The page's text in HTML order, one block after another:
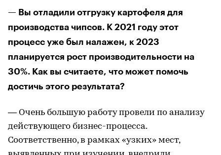
— Вы отладили отгрузку картофеля для
производства чипсов. К 2021 году этот
процесс уже был налажен, к 2023
планируется рост производительности на
30%. Как вы считаете, что может помочь
достичь этого результата?
— Очень большую работу провели по анализу
действующего бизнес-процесса.
Соответственно, в рамках «узких» мест,